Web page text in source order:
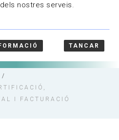
/
I FACTURACIÓ
nostres serveis.
TANCAR